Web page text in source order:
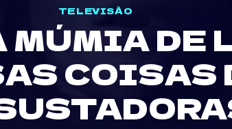
TELEVISÃO
MÚMIA DE
COISAS